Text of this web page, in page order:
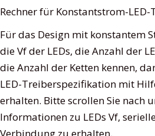
Rechner für Konstantstrom-LED-
Für das Design mit konstantem
die Vf der LEDs, die Anzahl der
die Anzahl der Ketten kennen,
LED-Treiberspezifikation mit
erhalten. Bitte scrollen Sie nach
Informationen zu LEDs Vf,